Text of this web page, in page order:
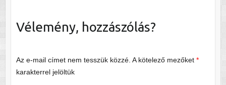
Vélemény, hozzászólás?
Az e-mail címet nem tesszük közzé. A kötelező mezőket *
karakterrel jelöltük